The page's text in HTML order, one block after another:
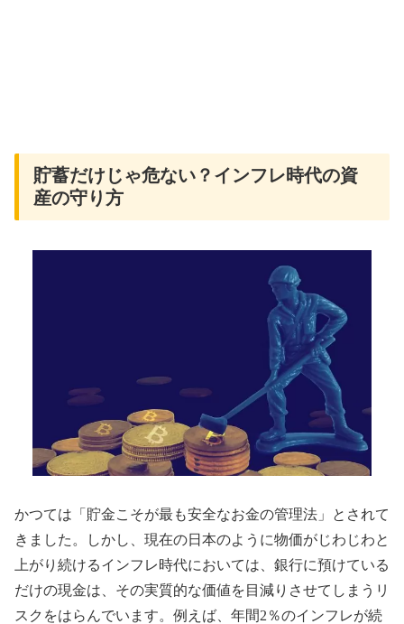
貯蓄だけじゃ危ない？インフレ時代の資
産の守り方
かつては「貯金こそが最も安全なお金の管理法」とされて
きました。しかし、現在の日本のように物価がじわじわと
上がり続けるインフレ時代においては、銀行に預けている
だけの現金は、その実質的な価値を目減りさせてしまうリ
スクをはらんでいます。例えば、年間2％のインフレが続